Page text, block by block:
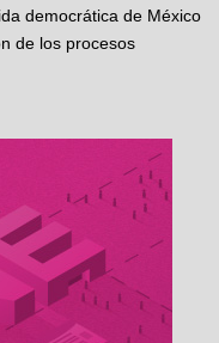
democrática de México
de los procesos